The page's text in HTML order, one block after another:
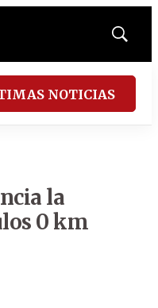
Mostrar
NOTICIAS
la
0 km